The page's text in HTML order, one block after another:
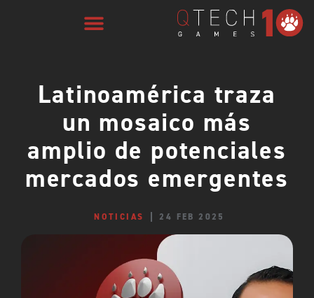
Latinoamérica traza
un mosaico más
amplio de potenciales
mercados emergentes
NOTICIAS 24 FEB 2025